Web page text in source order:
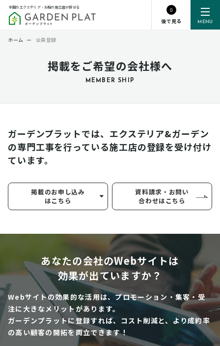
MENU
全国のエクステリア・お庭の施工店が探せる
0
後で見る
掲載をご希望の会社様へ
MEMBER SHIP
ホーム ー 会員登録
ガーデンプラットでは、エクステリア&ガーデン
の専門工事を行っている施工店の登録を受け付け
ています。
掲載のお申し込み
はこちら
資料請求・お問い
合わせはこちら
あなたの会社のWebサイトは
効果が出ていますか？
Webサイトの効果的な活用は、プロモーション・集客・受
注に大きなメリットがあります。
ガーデンプラットに登録すれば、コスト削減と、より成約率
の高い顧客の開拓を両立できます！